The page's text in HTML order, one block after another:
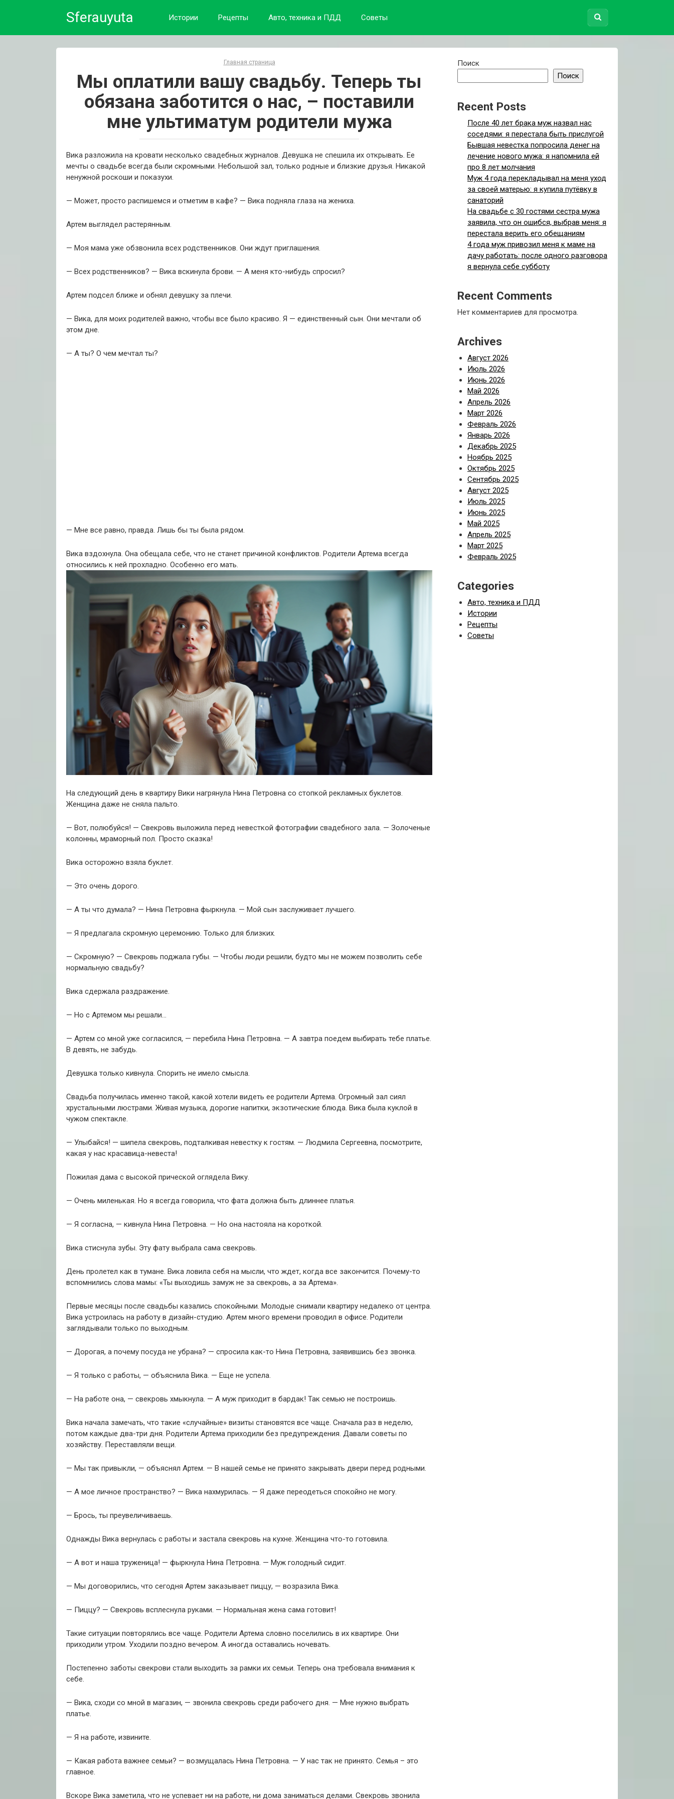
Sferauyuta Истории Рецепты Авто, техника и ПДД Советы
Главная страница
Мы оплатили вашу свадьбу. Теперь ты
обязана заботится о нас, – поставили
мне ультиматум родители мужа
Вика разложила на кровати несколько свадебных журналов. Девушка не спешила их открывать. Ее
мечты о свадьбе всегда были скромными. Небольшой зал, только родные и близкие друзья. Никакой
ненужной роскоши и показухи.
— Может, просто распишемся и отметим в кафе? — Вика подняла глаза на жениха.
Артем выглядел растерянным.
— Моя мама уже обзвонила всех родственников. Они ждут приглашения.
— Всех родственников? — Вика вскинула брови. — А меня кто-нибудь спросил?
Артем подсел ближе и обнял девушку за плечи.
— Вика, для моих родителей важно, чтобы все было красиво. Я — единственный сын. Они мечтали об
этом дне.
— А ты? О чем мечтал ты?
— Мне все равно, правда. Лишь бы ты была рядом.
Вика вздохнула. Она обещала себе, что не станет причиной конфликтов. Родители Артема всегда
относились к ней прохладно. Особенно его мать.
На следующий день в квартиру Вики нагрянула Нина Петровна со стопкой рекламных буклетов.
Женщина даже не сняла пальто.
— Вот, полюбуйся! — Свекровь выложила перед невесткой фотографии свадебного зала. — Золоченые
колонны, мраморный пол. Просто сказка!
Вика осторожно взяла буклет.
— Это очень дорого.
— А ты что думала? — Нина Петровна фыркнула. — Мой сын заслуживает лучшего.
— Я предлагала скромную церемонию. Только для близких.
— Скромную? — Свекровь поджала губы. — Чтобы люди решили, будто мы не можем позволить себе
нормальную свадьбу?
Вика сдержала раздражение.
— Но с Артемом мы решали…
— Артем со мной уже согласился, — перебила Нина Петровна. — А завтра поедем выбирать тебе платье.
В девять, не забудь.
Девушка только кивнула. Спорить не имело смысла.
Свадьба получилась именно такой, какой хотели видеть ее родители Артема. Огромный зал сиял
хрустальными люстрами. Живая музыка, дорогие напитки, экзотические блюда. Вика была куклой в
чужом спектакле.
— Улыбайся! — шипела свекровь, подталкивая невестку к гостям. — Людмила Сергеевна, посмотрите,
какая у нас красавица-невеста!
Пожилая дама с высокой прической оглядела Вику.
— Очень миленькая. Но я всегда говорила, что фата должна быть длиннее платья.
— Я согласна, — кивнула Нина Петровна. — Но она настояла на короткой.
Вика стиснула зубы. Эту фату выбрала сама свекровь.
День пролетел как в тумане. Вика ловила себя на мысли, что ждет, когда все закончится. Почему-то
вспомнились слова мамы: «Ты выходишь замуж не за свекровь, а за Артема».
Первые месяцы после свадьбы казались спокойными. Молодые снимали квартиру недалеко от центра.
Вика устроилась на работу в дизайн-студию. Артем много времени проводил в офисе. Родители
заглядывали только по выходным.
— Дорогая, а почему посуда не убрана? — спросила как-то Нина Петровна, заявившись без звонка.
— Я только с работы, — объяснила Вика. — Еще не успела.
— На работе она, — свекровь хмыкнула. — А муж приходит в бардак! Так семью не построишь.
Вика начала замечать, что такие «случайные» визиты становятся все чаще. Сначала раз в неделю,
потом каждые два-три дня. Родители Артема приходили без предупреждения. Давали советы по
хозяйству. Переставляли вещи.
— Мы так привыкли, — объяснял Артем. — В нашей семье не принято закрывать двери перед родными.
— А мое личное пространство? — Вика нахмурилась. — Я даже переодеться спокойно не могу.
— Брось, ты преувеличиваешь.
Однажды Вика вернулась с работы и застала свекровь на кухне. Женщина что-то готовила.
— А вот и наша труженица! — фыркнула Нина Петровна. — Муж голодный сидит.
— Мы договорились, что сегодня Артем заказывает пиццу, — возразила Вика.
— Пиццу? — Свекровь всплеснула руками. — Нормальная жена сама готовит!
Такие ситуации повторялись все чаще. Родители Артема словно поселились в их квартире. Они
приходили утром. Уходили поздно вечером. А иногда оставались ночевать.
Постепенно заботы свекрови стали выходить за рамки их семьи. Теперь она требовала внимания к
себе.
— Вика, сходи со мной в магазин, — звонила свекровь среди рабочего дня. — Мне нужно выбрать
платье.
— Я на работе, извините.
— Какая работа важнее семьи? — возмущалась Нина Петровна. — У нас так не принято. Семья – это
главное.
Вскоре Вика заметила, что не успевает ни на работе, ни дома заниматься делами. Свекровь звонила
Поиск
Поиск
Recent Posts
После 40 лет брака муж назвал нас
соседями: я перестала быть прислугой
Бывшая невестка попросила денег на
лечение нового мужа: я напомнила ей
про 8 лет молчания
Муж 4 года перекладывал на меня уход
за своей матерью: я купила путёвку в
санаторий
На свадьбе с 30 гостями сестра мужа
заявила, что он ошибся, выбрав меня: я
перестала верить его обещаниям
4 года муж привозил меня к маме на
дачу работать: после одного разговора
я вернула себе субботу
Recent Comments
Нет комментариев для просмотра.
Archives
Август 2026
Июль 2026
Июнь 2026
Май 2026
Апрель 2026
Март 2026
Февраль 2026
Январь 2026
Декабрь 2025
Ноябрь 2025
Октябрь 2025
Сентябрь 2025
Август 2025
Июль 2025
Июнь 2025
Май 2025
Апрель 2025
Март 2025
Февраль 2025
Categories
Авто, техника и ПДД
Истории
Рецепты
Советы